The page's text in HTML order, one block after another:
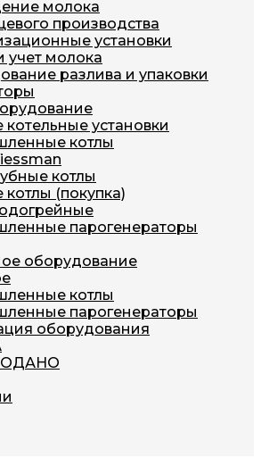
молока
производства
установки
учет молока
разлива и упаковки
котельные установки
котлы
котлы
котлы (покупка)
парогенераторы
оборудование
котлы
парогенераторы
оборудования